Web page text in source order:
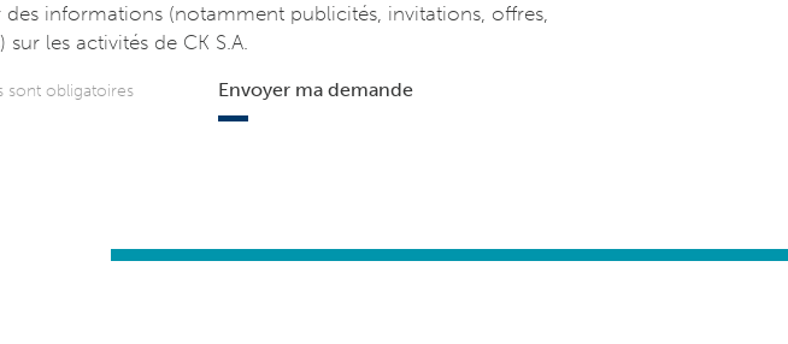
des informations (notamment publicités, invitations, offres,
sur les activités de CK S.A.
sont obligatoires Envoyer ma demande